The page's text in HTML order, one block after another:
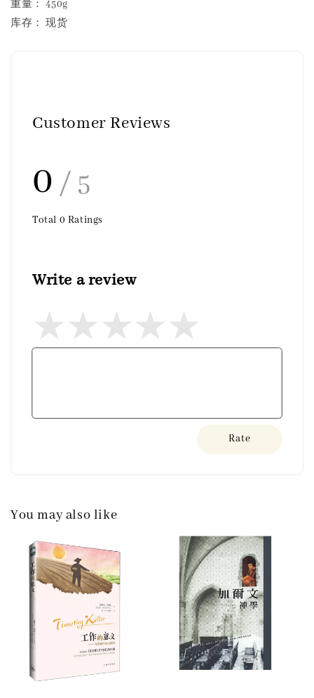
重量： 450g
库存： 现货
Customer Reviews
0 / 5
Total 0 Ratings
Write a review
Rate
You may also like